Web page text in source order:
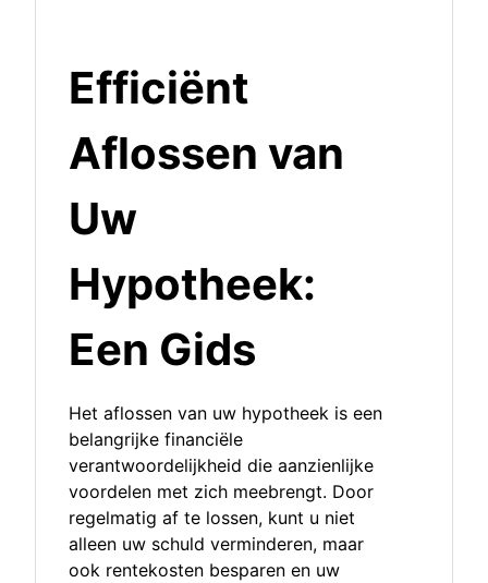
Efficiënt
Aflossen van
Uw
Hypotheek:
Een Gids
Het aflossen van uw hypotheek is een
belangrijke financiële
verantwoordelijkheid die aanzienlijke
voordelen met zich meebrengt. Door
regelmatig af te lossen, kunt u niet
alleen uw schuld verminderen, maar
ook rentekosten besparen en uw